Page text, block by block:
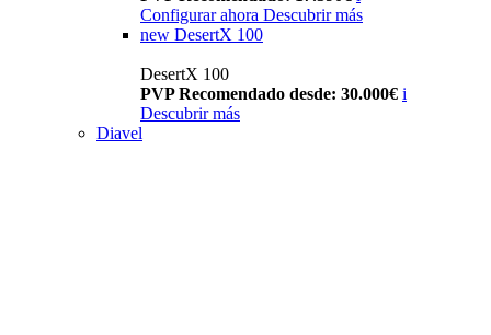
Configurar ahora Descubrir más
new DesertX 100
DesertX 100
PVP Recomendado desde: 30.000€ i
Descubrir más
Diavel